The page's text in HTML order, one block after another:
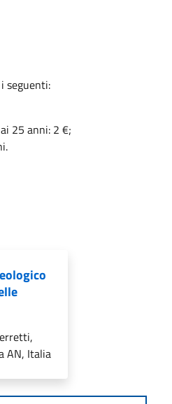
seguenti:
25 anni: 2 €;
AN, Italia